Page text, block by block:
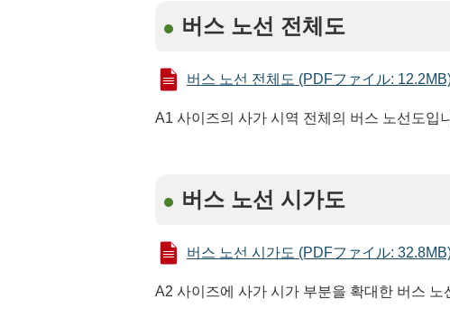
버스 노선 전체도
버스 노선 전체도 (PDFファイル:
A1 사이즈의 사가 시역 전체의 버스 노선도입
버스 노선 시가도
버스 노선 시가도 (PDFファイル:
A2 사이즈에 사가 시가 부분을 확대한 버스 노